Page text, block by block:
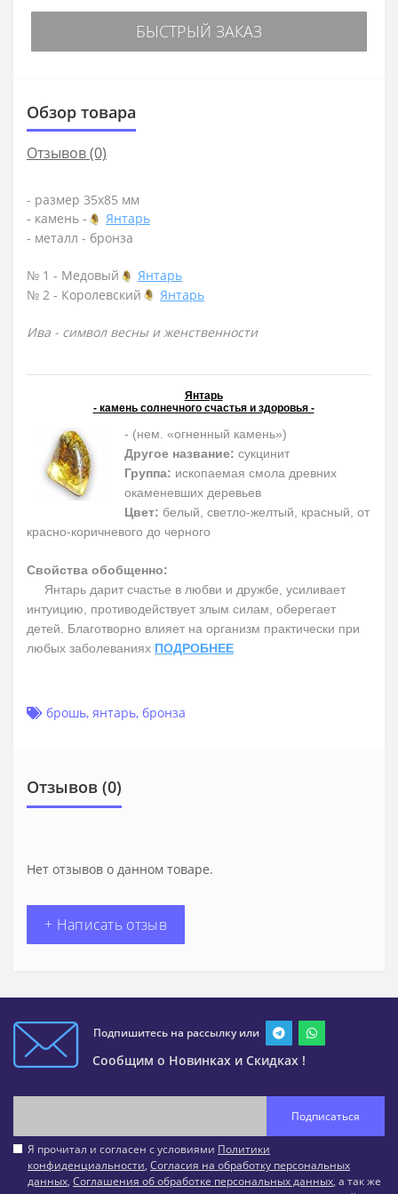
БЫСТРЫЙ ЗАКАЗ
Обзор товара
Отзывов (0)
- размер 35х85 мм
- камень -
Янтарь
- металл - бронза
№ 1 - Медовый
Янтарь
№ 2 - Королевский
Янтарь
Ива - символ весны и женственности
Янтарь
- камень солнечного счастья и здоровья -
- (нем. «огненный камень»)
Другое название: сукцинит
Группа: ископаемая смола древних
окаменевших деревьев
Цвет: белый, светло-желтый, красный, от
красно-коричневого до черного
Свойства обобщенно:
Янтарь дарит счастье в любви и дружбе, усиливает
интуицию, противодействует злым силам, оберегает
детей. Благотворно влияет на организм практически при
любых заболеваниях ПОДРОБНЕЕ
брошь, янтарь, бронза
Отзывов (0)
Нет отзывов о данном товаре.
+ Написать отзыв
Подпишитесь на рассылку или
Сообщим о Новинках и Скидках !
Подписаться
Я прочитал и согласен с условиями Политики
конфиденциальности, Согласия на обработку персональных
данных, Соглашения об обработке персональных данных, а так же